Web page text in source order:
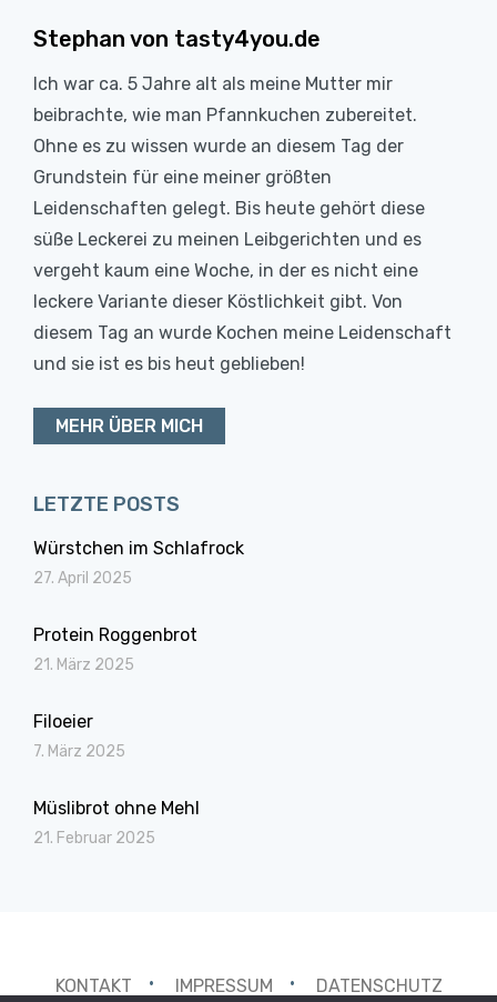
Stephan von tasty4you.de
Ich war ca. 5 Jahre alt als meine Mutter mir
beibrachte, wie man Pfannkuchen zubereitet.
Ohne es zu wissen wurde an diesem Tag der
Grundstein für eine meiner größten
Leidenschaften gelegt. Bis heute gehört diese
süße Leckerei zu meinen Leibgerichten und es
vergeht kaum eine Woche, in der es nicht eine
leckere Variante dieser Köstlichkeit gibt. Von
diesem Tag an wurde Kochen meine Leidenschaft
und sie ist es bis heut geblieben!
MEHR ÜBER MICH
LETZTE POSTS
Würstchen im Schlafrock
27. April 2025
Protein Roggenbrot
21. März 2025
Filoeier
7. März 2025
Müslibrot ohne Mehl
21. Februar 2025
KONTAKT IMPRESSUM DATENSCHUTZ